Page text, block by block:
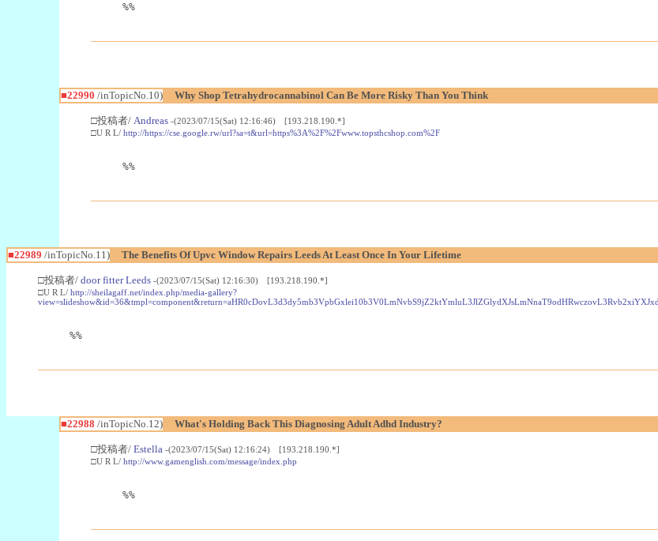
%%
■22990 /inTopicNo.10) Why Shop Tetrahydrocannabinol Can Be More Risky Than You Think
□投稿者/ Andreas -(2023/07/15(Sat) 12:16:46) [193.218.190.*]
□U R L/ http://https://cse.google.rw/url?sa=t&url=https%3A%2F%2Fwww.topsthcshop.com%2F
%%
■22989 /inTopicNo.11) The Benefits Of Upvc Window Repairs Leeds At Least Once In Your Lifetime
□投稿者/ door fitter Leeds -(2023/07/15(Sat) 12:16:30) [193.218.190.*]
□U R L/ http://sheilagaff.net/index.php/media-gallery?
%%
■22988 /inTopicNo.12) What's Holding Back This Diagnosing Adult Adhd Industry?
□投稿者/ Estella -(2023/07/15(Sat) 12:16:24) [193.218.190.*]
□U R L/ http://www.gamenglish.com/message/index.php
%%